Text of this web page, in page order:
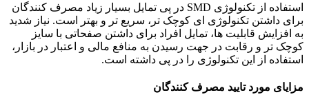
استفاده از تکنولوژی SMD در پی تمایل بسیار زیاد مصرف کنندگان
برای داشتن تکنولوژی ای کوچک تر، سریع تر و بهتر است. نیاز شدید
به افزایش قابلیت ها، تمایل افراد برای داشتن صفحاتی با سایز
کوچک تر و رقابت در جهت رسیدن به منافع مالی و اعتبار در بازار،
استفاده از این تکنولوژی را در پی داشته است.
مزایای مورد تایید مصرف کنندگان